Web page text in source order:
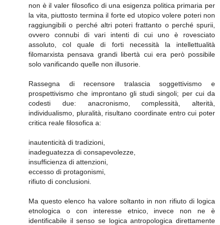
non è il valer filosofico di una esigenza politica primaria per
la vita, piuttosto termina il forte ed utopico volere poteri non
raggiungibili o perché altri poteri frattanto o perché spurii,
ovvero connubi di vari intenti di cui uno è rovesciato
assoluto, col quale di forti necessità la intellettualità
filomarxista pensava grandi libertà cui era però possibile
solo vanificando quelle non illusorie.
Rassegna di recensore tralascia soggettivismo e
prospettivismo che improntano gli studi singoli; per cui da
codesti due: anacronismo, complessità, alterità,
individualismo, pluralità, risultano coordinate entro cui poter
critica reale filosofica a:
inautenticità di tradizioni,
inadeguatezza di consapevolezze,
insufficienza di attenzioni,
eccesso di protagonismi,
rifiuto di conclusioni.
Ma questo elenco ha valore soltanto in non rifiuto di logica
etnologica o con interesse etnico, invece non ne è
identificabile il senso se logica antropologica direttamente